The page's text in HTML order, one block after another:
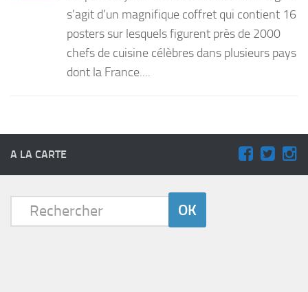
s’agit d’un magnifique coffret qui contient 16
posters sur lesquels figurent près de 2000
chefs de cuisine célèbres dans plusieurs pays
dont la France....
A LA CARTE